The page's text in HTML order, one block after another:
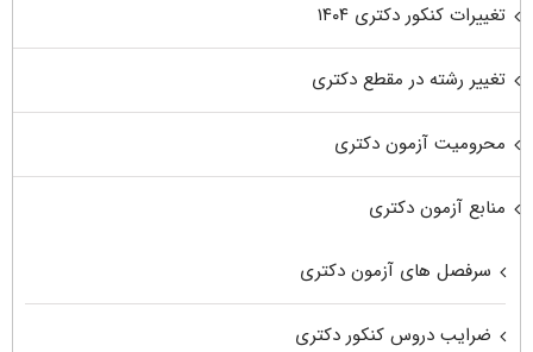
تغییرات کنکور دکتری ۱۴۰۴
تغییر رشته در مقطع دکتری
محرومیت آزمون دکتری
منابع آزمون دکتری
سرفصل های آزمون دکتری
ضرایب دروس کنکور دکتری